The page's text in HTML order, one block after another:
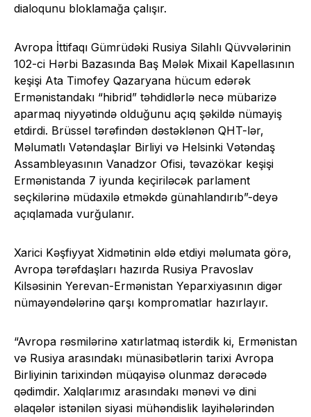
dialoqunu bloklamağa çalışır.
Avropa İttifaqı Gümrüdəki Rusiya Silahlı Qüvvələrinin
102-ci Hərbi Bazasında Baş Mələk Mixail Kapellasının
keşişi Ata Timofey Qazaryana hücum edərək
Ermənistandakı “hibrid” təhdidlərlə necə mübarizə
aparmaq niyyətində olduğunu açıq şəkildə nümayiş
etdirdi. Brüssel tərəfindən dəstəklənən QHT-lər,
Məlumatlı Vətəndaşlar Birliyi və Helsinki Vətəndaş
Assambleyasının Vanadzor Ofisi, təvazökar keşişi
Ermənistanda 7 iyunda keçiriləcək parlament
seçkilərinə müdaxilə etməkdə günahlandırıb”-deyə
açıqlamada vurğulanır.
Xarici Kəşfiyyat Xidmətinin əldə etdiyi məlumata görə,
Avropa tərəfdaşları hazırda Rusiya Pravoslav
Kilsəsinin Yerevan-Ermənistan Yeparxiyasının digər
nümayəndələrinə qarşı kompromatlar hazırlayır.
“Avropa rəsmilərinə xatırlatmaq istərdik ki, Ermənistan
və Rusiya arasındakı münasibətlərin tarixi Avropa
Birliyinin tarixindən müqayisə olunmaz dərəcədə
qədimdir. Xalqlarımız arasındakı mənəvi və dini
əlaqələr istənilən siyasi mühəndislik layihələrindən